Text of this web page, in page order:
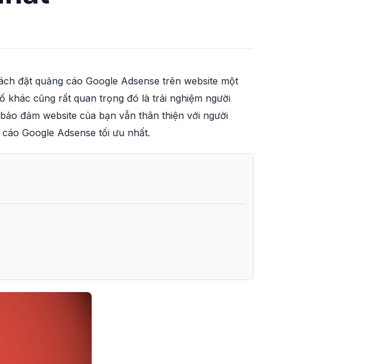
đặt quảng cáo Google Adsense trên website một
khác cũng rất quan trọng đó là trải nghiệm người
đảm website của bạn vẫn thân thiện với người
Google Adsense tối ưu nhất.